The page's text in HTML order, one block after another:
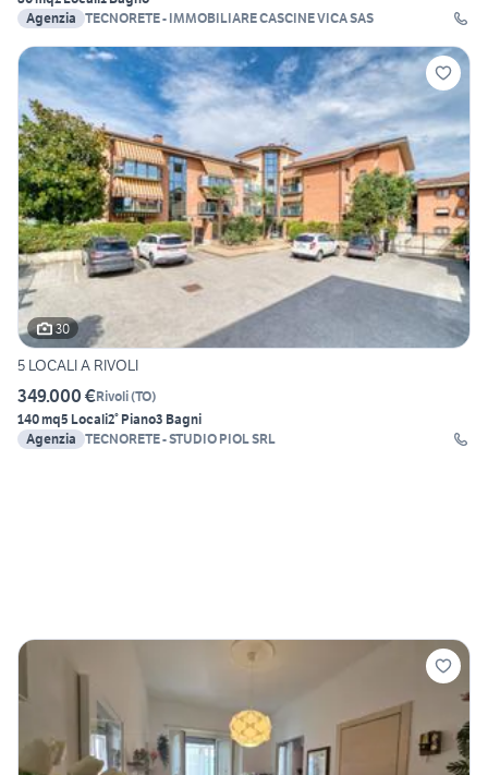
Agenzia TECNORETE - IMMOBILIARE CASCINE VICA SAS
30
5 LOCALI A RIVOLI
349.000 €Rivoli(TO)
140 mq5 Locali2° Piano3 Bagni
Agenzia TECNORETE - STUDIO PIOL SRL